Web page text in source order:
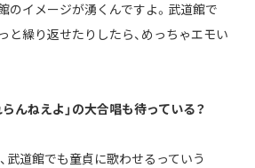
のイメージが湧くんですよ。武道館で
と繰り返せたりしたら、めっちゃエモい
らんねえよ」の大合唱も待っている？
武道館でも童貞に歌わせるっていう